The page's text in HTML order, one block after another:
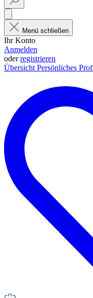
Menü schließen
Ihr Konto
Anmelden
oderregistrieren
Übersicht Persönliches